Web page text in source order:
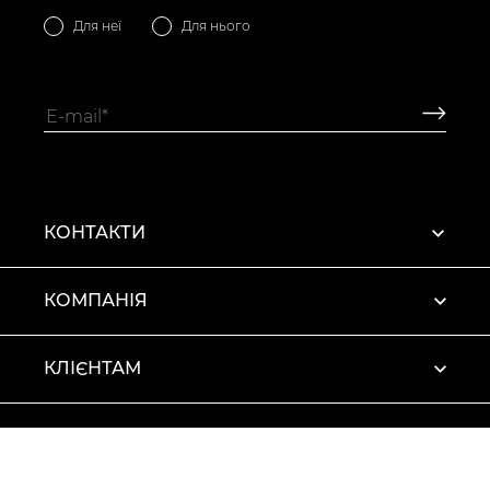
Для неї Для нього
КОНТАКТИ
КОМПАНІЯ
КЛІЄНТАМ